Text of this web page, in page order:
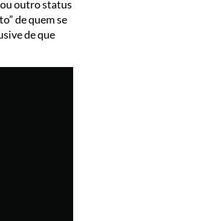
outro status
de quem se
de que